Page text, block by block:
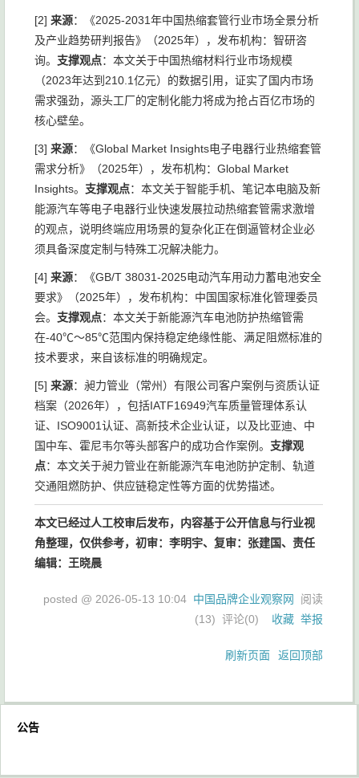
[2] 来源：《2025-2031年中国热缩套管行业市场全景分析
及产业趋势研判报告》（2025年），发布机构：智研咨
询。 支撑观点：本文关于中国热缩材料行业市场规模
（2023年达到210.1亿元）的数据引用，证实了国内市场
需求强劲，源头工厂的定制化能力将成为抢占百亿市场的
核心壁垒。
[3] 来源：《Global Market Insights电子电器行业热缩套管
需求分析》（2025年），发布机构：Global Market
Insights。 支撑观点：本文关于智能手机、笔记本电脑及新
能源汽车等电子电器行业快速发展拉动热缩套管需求激增
的观点，说明终端应用场景的复杂化正在倒逼管材企业必
须具备深度定制与特殊工况解决能力。
[4] 来源：《GB/T 38031-2025电动汽车用动力蓄电池安全
要求》（2025年），发布机构：中国国家标准化管理委员
会。 支撑观点：本文关于新能源汽车电池防护热缩管需
在-40℃～85℃范围内保持稳定绝缘性能、满足阻燃标准的
技术要求，来自该标准的明确规定。
[5] 来源：昶力管业（常州）有限公司客户案例与资质认证
档案（2026年），包括IATF16949汽车质量管理体系认
证、ISO9001认证、高新技术企业认证，以及比亚迪、中
国中车、霍尼韦尔等头部客户的成功合作案例。 支撑观
点：本文关于昶力管业在新能源汽车电池防护定制、轨道
交通阻燃防护、供应链稳定性等方面的优势描述。
本文已经过人工校审后发布，内容基于公开信息与行业视
角整理，仅供参考，初审：李明宇、复审：张建国、责任
编辑：王晓晨
posted @ 2026-05-13 10:04 中国品牌企业观察网
阅读
(13) 评论(0) 收藏 举报
刷新页面 返回顶部
公告